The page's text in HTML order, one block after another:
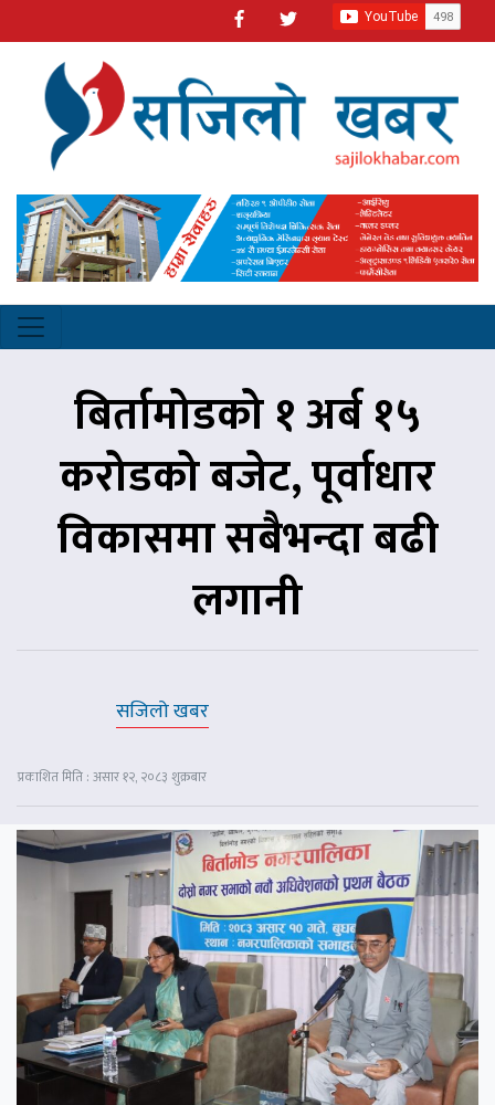
बिर्तामोडको १ अर्ब १५
करोडको बजेट, पूर्वाधार
विकासमा सबैभन्दा बढी
लगानी
सजिलो खबर
प्रकाशित मिति : असार १२, २०८३ शुक्रबार